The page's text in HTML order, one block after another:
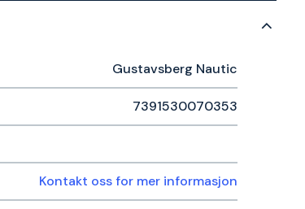
Gustavsberg Nautic
7391530070353
Kontakt oss for mer informasjon